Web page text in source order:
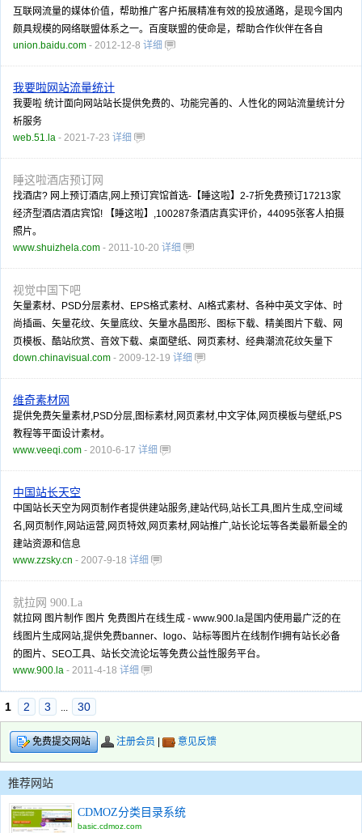
互联网流量的媒体价值，帮助推广客户拓展精准有效的投放通路，是现今国内
颇具规模的网络联盟体系之一。百度联盟的使命是，帮助合作伙伴在各自
union.baidu.com - 2012-12-8 详细
我要啦网站流量统计
我要啦 统计面向网站站长提供免费的、功能完善的、人性化的网站流量统计分
析服务
web.51.la - 2021-7-23 详细
睡这啦酒店预订网
找酒店? 网上预订酒店,网上预订宾馆首选-【睡这啦】2-7折免费预订17213家
经济型酒店酒店宾馆! 【睡这啦】,100287条酒店真实评价，44095张客人拍摄
照片。
www.shuizhela.com - 2011-10-20 详细
视觉中国下吧
矢量素材、PSD分层素材、EPS格式素材、AI格式素材、各种中英文字体、时
尚插画、矢量花纹、矢量底纹、矢量水晶图形、图标下载、精美图片下载、网
页模板、酷站欣赏、音效下载、桌面壁纸、网页素材、经典潮流花纹矢量下
down.chinavisual.com - 2009-12-19 详细
维奇素材网
提供免费矢量素材,PSD分层,图标素材,网页素材,中文字体,网页模板与壁纸,PS
教程等平面设计素材。
www.veeqi.com - 2010-6-17 详细
中国站长天空
中国站长天空为网页制作者提供建站服务,建站代码,站长工具,图片生成,空间域
名,网页制作,网站运营,网页特效,网页素材,网站推广,站长论坛等各类最新最全的
建站资源和信息
www.zzsky.cn - 2007-9-18 详细
就拉网 900.La
就拉网 图片制作 图片 免费图片在线生成 - www.900.la是国内使用最广泛的在
线图片生成网站,提供免费banner、logo、站标等图片在线制作!拥有站长必备
的图片、SEO工具、站长交流论坛等免费公益性服务平台。
www.900.la - 2011-4-18 详细
1 2 3 ... 30
免费提交网站 注册会员 意见反馈
推荐网站
CDMOZ分类目录系统
basic.cdmoz.com